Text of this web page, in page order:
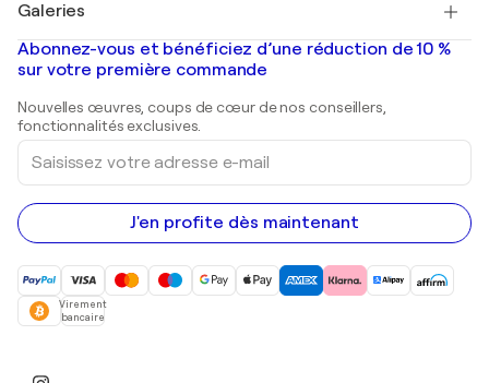
Banksy
Mr. Brainwash
Shepard Fairey
Tableaux abstraits à vendre
Peintures de paysage
Estampes
Peintures acryliques
Galeries
Galeries d'art en France
Galeries d'art en Belgique
Abonnez-vous et bénéficiez d’une réduction de 10 %
sur votre première commande
Nouvelles œuvres, coups de cœur de nos conseillers,
fonctionnalités exclusives.
Saisissez
votre
adresse
e-
mail
J'en profite dès maintenant
Virement
bancaire